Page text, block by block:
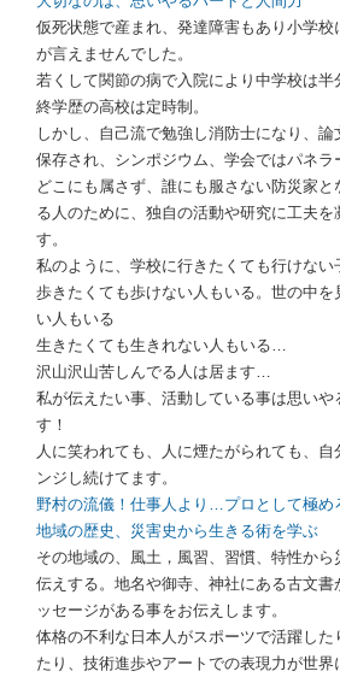
仮死状態で産まれ、発達障害もあり小学
が言えませんでした。
若くして関節の病で入院により中学校は
終学歴の高校は定時制。
しかし、自己流で勉強し消防士になり、
保存され、シンポジウム、学会ではパネラ
どこにも属さず、誰にも服さない防災家
る人のために、独自の活動や研究に工夫を
す。
私のように、学校に行きたくても行けない
歩きたくても歩けない人もいる。世の中を
い人もいる
生きたくても生きれない人もいる…
沢山沢山苦しんでる人は居ます…
私が伝えたい事、活動している事は思い
す！
人に笑われても、人に煙たがられても、
ンジし続けてます。
野村の流儀！仕事人より…プロとして極め
地域の歴史、災害史から生きる術を学ぶ
その地域の、風土，風習、習慣、特性から
伝えする。地名や御寺、神社にある古文書
ッセージがある事をお伝えします。
体格の不利な日本人がスポーツで活躍した
たり、技術進歩やアートでの表現力が世界